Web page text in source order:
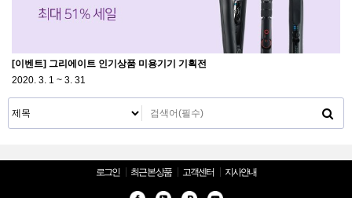
[이벤트] 그리에이트 인기상품 미용기기 기획전
2020. 3. 1 ~ 3. 31
로그인 최근 본 상품 고객센터 지사안내